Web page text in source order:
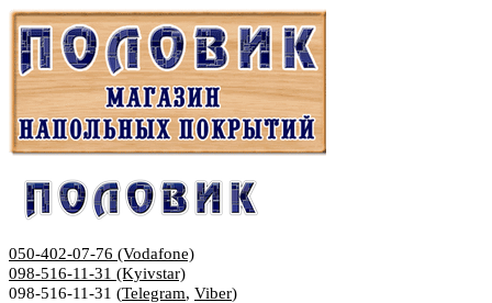
050-402-07-76 (Vodafone)
098-516-11-31 (Kyivstar)
098-516-11-31 (Telegram, Viber)